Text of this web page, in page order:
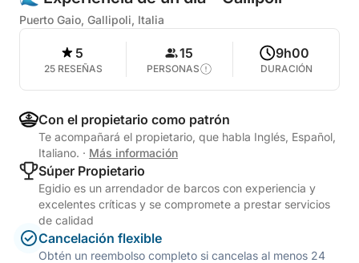
Puerto Gaio, Gallipoli, Italia
5
25 RESEÑAS
15
PERSONAS
9h00
DURACIÓN
Con el propietario como patrón
Te acompañará el propietario, que habla Inglés, Español,
Italiano. · Más información
Súper Propietario
Egidio es un arrendador de barcos con experiencia y
excelentes críticas y se compromete a prestar servicios
de calidad
Cancelación flexible
Obtén un reembolso completo si cancelas al menos 24